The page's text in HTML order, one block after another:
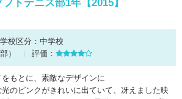
トテニス部1年【2015】
学校区分： 中学校
） 評価：
もとに、素敵なデザインに
のピンクがきれいに出ていて、冴えました映